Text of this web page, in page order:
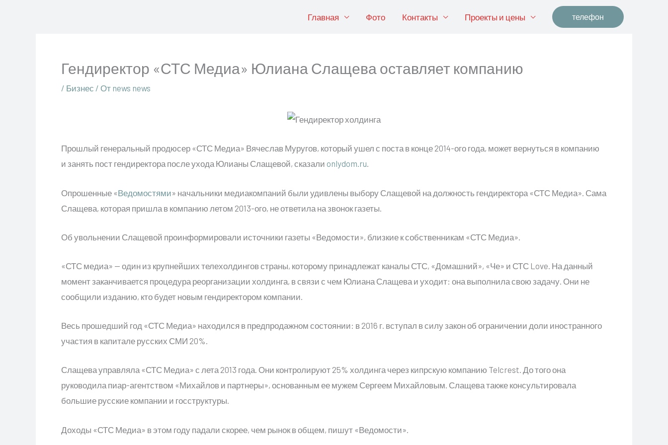
Главная Фото Контакты Проекты и цены телефон
Гендиректор «СТС Медиа» Юлиана Слащева оставляет компанию
/ Бизнес / От news news
Прошлый генеральный продюсер «СТС Медиа» Вячеслав Муругов, который ушел с поста в конце 2014-ого года, может вернуться в компанию
и занять пост гендиректора после ухода Юлианы Слащевой, сказали onlydom.ru.
Опрошенные «Ведомостями» начальники медиакомпаний были удивлены выбору Слащевой на должность гендиректора «СТС Медиа». Сама
Слащева, которая пришла в компанию летом 2013-ого, не ответила на звонок газеты.
Об увольнении Слащевой проинформировали источники газеты «Ведомости», близкие к собственникам «СТС Медиа».
«СТС медиа» — один из крупнейших телехолдингов страны, которому принадлежат каналы СТС, «Домашний», «Че» и СТС Love. На данный
момент заканчивается процедура реорганизации холдинга, в связи с чем Юлиана Слащева и уходит: она выполнила свою задачу. Они не
сообщили изданию, кто будет новым гендиректором компании.
Весь прошедший год «СТС Медиа» находился в предпродажном состоянии: в 2016 г. вступал в силу закон об ограничении доли иностранного
участия в капитале русских СМИ 20%.
Слащева управляла «СТС Медиа» с лета 2013 года. Они контролируют 25% холдинга через кипрскую компанию Telcrest. До того она
руководила пиар-агентством «Михайлов и партнеры», основанным ее мужем Сергеем Михайловым. Слащева также консультировала
большие русские компании и госструктуры.
Доходы «СТС Медиа» в этом году падали скорее, чем рынок в общем, пишут «Ведомости».